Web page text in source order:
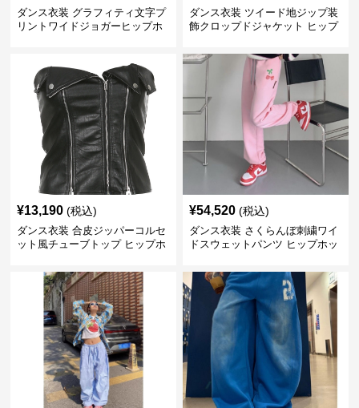
ダンス衣装 グラフィティ文字プ
リントワイドジョガーヒップホ
ダンス衣装 ツイード地ジップ装
飾クロップドジャケット ヒップ
¥13,190 (税込)
ダンス衣装 合皮ジッパーコルセ
ット風チューブトップ ヒップホ
¥54,520 (税込)
ダンス衣装 さくらんぼ刺繍ワイ
ドスウェットパンツ ヒップホッ